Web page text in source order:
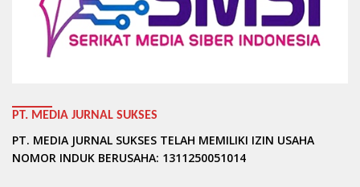
PT. MEDIA JURNAL SUKSES
PT. MEDIA JURNAL SUKSES TELAH MEMILIKI IZIN USAHA
NOMOR INDUK BERUSAHA: 1311250051014